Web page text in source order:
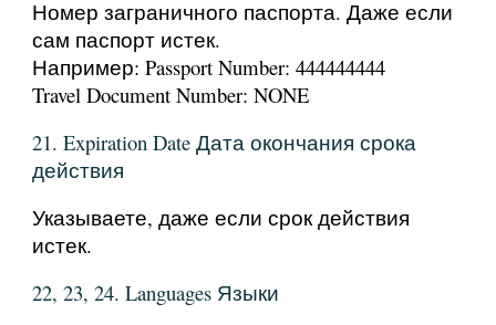
Номер заграничного паспорта. Даже если
сам паспорт истек.
Например: Passport Number: 444444444
Travel Document Number: NONE
21. Expiration Date Дата окончания срока
действия
Указываете, даже если срок действия
истек.
22, 23, 24. Languages Языки